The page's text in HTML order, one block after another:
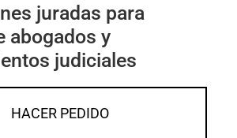
juradas para
abogados y
judiciales
HACER PEDIDO